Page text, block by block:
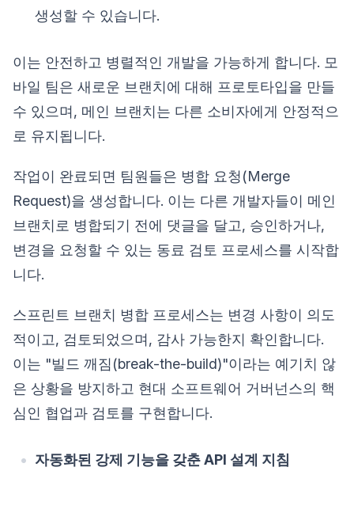
생성할 수 있습니다.
이는 안전하고 병렬적인 개발을 가능하게 합니다. 모
바일 팀은 새로운 브랜치에 대해 프로토타입을 만들
수 있으며, 메인 브랜치는 다른 소비자에게 안정적으
로 유지됩니다.
작업이 완료되면 팀원들은 병합 요청(Merge
Request)을 생성합니다. 이는 다른 개발자들이 메인
브랜치로 병합되기 전에 댓글을 달고, 승인하거나,
변경을 요청할 수 있는 동료 검토 프로세스를 시작합
니다.
스프린트 브랜치 병합 프로세스는 변경 사항이 의도
적이고, 검토되었으며, 감사 가능한지 확인합니다.
이는 "빌드 깨짐(break-the-build)"이라는 예기치 않
은 상황을 방지하고 현대 소프트웨어 거버넌스의 핵
심인 협업과 검토를 구현합니다.
자동화된 강제 기능을 갖춘 API 설계 지침